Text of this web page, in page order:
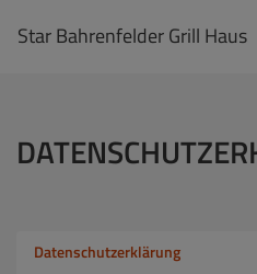
Star Bahrenfelder Grill Haus
Datenschutzerklärung